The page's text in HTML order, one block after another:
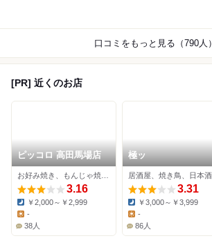
口コミをもっと見る（790人）
[PR] 近くのお店
ピッコロ 高田馬場店
3.16
Dinner:
￥2,000～￥2,999
Lunch:
-
38人
極ッ
3.31
Dinner:
￥3,000～￥3,999
Lunch:
-
86人